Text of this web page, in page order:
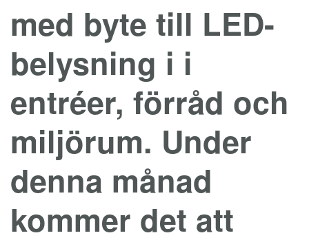
med byte till LED-
belysning i i
entréer, förråd och
miljörum. Under
denna månad
kommer det att